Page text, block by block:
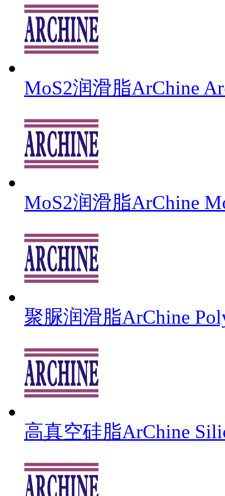
MoS2润滑脂ArChine
MoS2润滑脂ArChine
聚脲润滑脂ArChine
高真空硅脂ArChine